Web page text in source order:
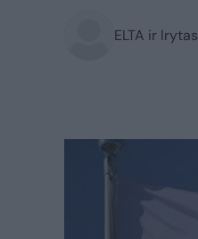
ELTA ir